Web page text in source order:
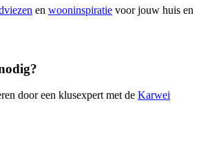
en wooninspiratie voor jouw huis en
door een klusexpert met de Karwei